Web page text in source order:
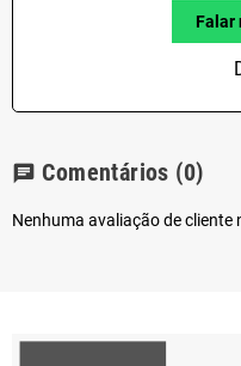
Falar
chat Comentários (0)
Nenhuma avaliação de cliente